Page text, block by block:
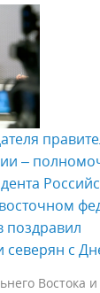
–
поздравил
северян с
Востока и